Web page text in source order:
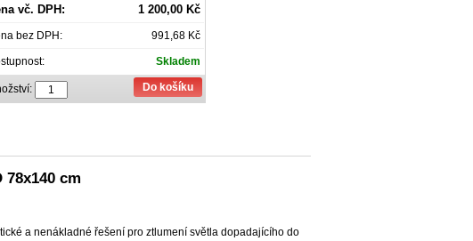
vč. DPH: 1 200,00 Kč
bez DPH: 991,68 Kč
Skladem
Do košíku
cm
a nenákladné řešení pro ztlumení světla dopadajícího do